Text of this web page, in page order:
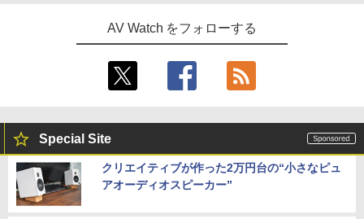
AV Watch をフォローする
Special Site
クリエイティブが作った2万円台の“小さなピュ
アオーディオスピーカー”